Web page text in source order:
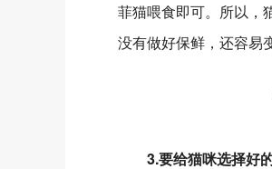
菲猫喂食即可。所以，
没有做好保鲜，还容易
3.要给猫咪选择好